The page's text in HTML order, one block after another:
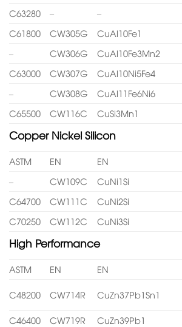
C63280
– –
C61800
CW305G CuAl10Fe1
–
CW306G CuAl10Fe3Mn2
C63000
CW307G CuAl10Ni5Fe4
–
CW308G CuAl11Fe6Ni6
C65500
CW116C CuSi3Mn1
Copper Nickel Silicon
ASTM EN EN
–
CW109C CuNi1Si
C64700
CW111C CuNi2Si
C70250
CW112C CuNi3Si
High Performance
ASTM EN EN
C48200 CW714R CuZn37Pb1Sn1
C46400 CW719R CuZn39Pb1